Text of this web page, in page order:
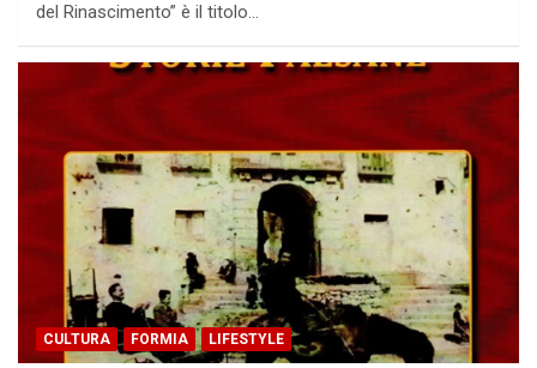
del Rinascimento” è il titolo…
CULTURA FORMIA LIFESTYLE